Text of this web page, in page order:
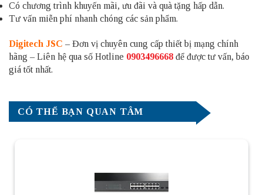
Có chương trình khuyến mãi, ưu đãi và quà tặng hấp dẫn.
Tư vấn miễn phí nhanh chóng các sản phẩm.
Digitech JSC – Đơn vị chuyên cung cấp thiết bị mạng chính
hãng – Liên hệ qua số Hotline 0903496668 để được tư vấn, báo
giá tốt nhất.
CÓ THỂ BẠN QUAN TÂM